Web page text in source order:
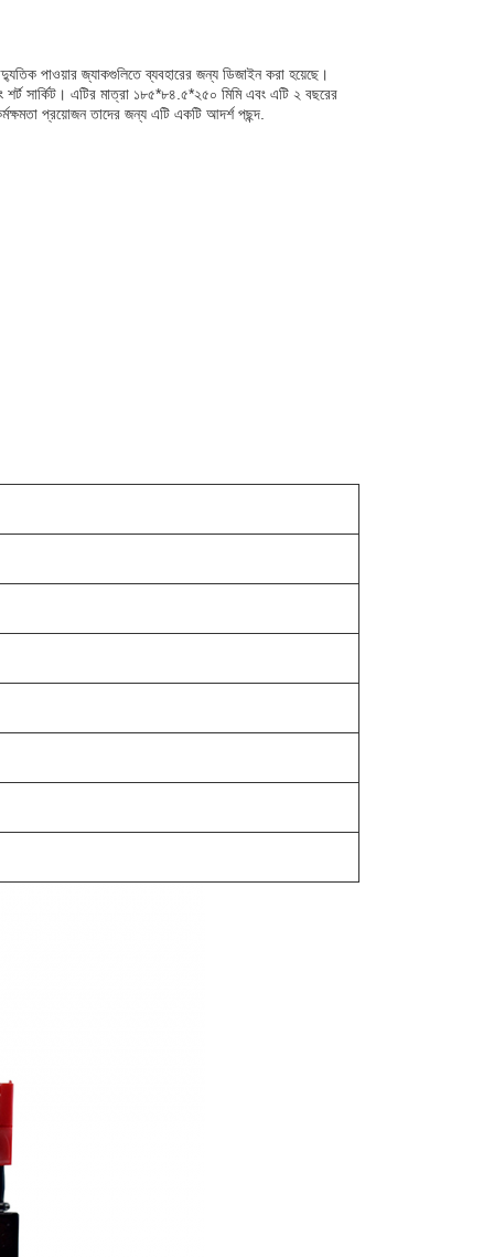
পাওয়ার জ্যাকগুলিতে ব্যবহারের জন্য ডিজাইন করা হয়েছে।
সার্কিট। এটির মাত্রা ১৮৫*৮৪.৫*২৫০ মিমি এবং এটি ২ বছরের
প্রয়োজন তাদের জন্য এটি একটি আদর্শ পছন্দ.